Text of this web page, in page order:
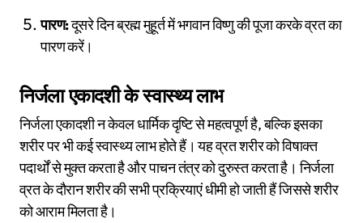
पारण:दूसरे दिन ब्रह्म मुहूर्त में भगवान विष्णु की पूजा करके व्रत का
पारण करें।
निर्जला एकादशी के स्वास्थ्य लाभ
निर्जला एकादशी न केवल धार्मिक दृष्टि से महत्वपूर्ण है, बल्कि इसका
शरीर पर भी कई स्वास्थ्य लाभ होते हैं। यह व्रत शरीर को विषाक्त
पदार्थों से मुक्त करता है और पाचन तंत्र को दुरुस्त करता है। निर्जला
व्रत के दौरान शरीर की सभी प्रक्रियाएं धीमी हो जाती हैं जिससे शरीर
को आराम मिलता है।